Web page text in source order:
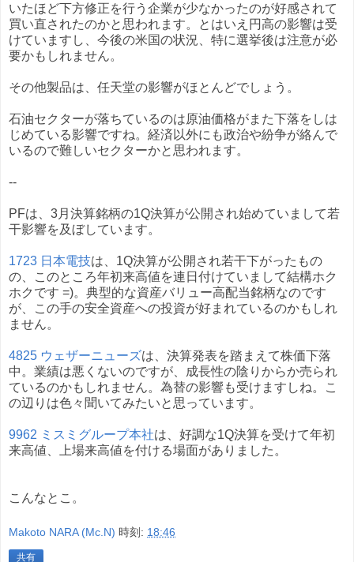
いたほど下方修正を行う企業が少なかったのが好感されて
買い直されたのかと思われます。とはいえ円高の影響は受
けていますし、今後の米国の状況、特に選挙後は注意が必
要かもしれません。
その他製品は、任天堂の影響がほとんどでしょう。
石油セクターが落ちているのは原油価格がまた下落をしは
じめている影響ですね。経済以外にも政治や紛争が絡んで
いるので難しいセクターかと思われます。
--
PFは、3月決算銘柄の1Q決算が公開され始めていまして若
干影響を及ぼしています。
1723 日本電技は、1Q決算が公開され若干下がったもの
の、このところ年初来高値を連日付けていまして結構ホク
ホクです =)。典型的な資産バリュー高配当銘柄なのです
が、この手の安全資産への投資が好まれているのかもしれ
ません。
4825 ウェザーニューズは、決算発表を踏まえて株価下落
中。業績は悪くないのですが、成長性の陰りからか売られ
ているのかもしれません。為替の影響も受けますしね。こ
の辺りは色々聞いてみたいと思っています。
9962 ミスミグループ本社は、好調な1Q決算を受けて年初
来高値、上場来高値を付ける場面がありました。
こんなとこ。
Makoto NARA (Mc.N) 時刻: 18:46
共有